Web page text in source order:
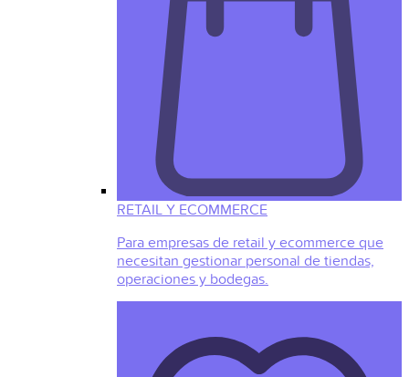
RETAIL Y ECOMMERCE
Para empresas de retail y ecommerce que
necesitan gestionar personal de tiendas,
operaciones y bodegas.